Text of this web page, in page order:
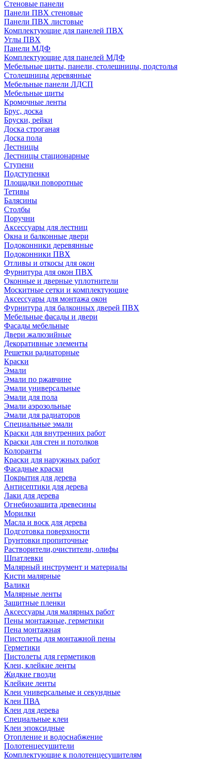
Стеновые панели
Панели ПВХ стеновые
Панели ПВХ листовые
Комплектующие для панелей ПВХ
Углы ПВХ
Панели МДФ
Комплектующие для панелей МДФ
Мебельные щиты, панели, столешницы, подстолья
Столешницы деревянные
Мебельные панели ЛДСП
Мебельные щиты
Кромочные ленты
Брус, доска
Бруски, рейки
Доска строганая
Доска пола
Лестницы
Лестницы стационарные
Ступени
Подступенки
Площадки поворотные
Тетивы
Балясины
Столбы
Поручни
Аксессуары для лестниц
Окна и балконные двери
Подоконники деревянные
Подоконники ПВХ
Отливы и откосы для окон
Фурнитура для окон ПВХ
Оконные и дверные уплотнители
Москитные сетки и комплектующие
Аксессуары для монтажа окон
Фурнитура для балконных дверей ПВХ
Мебельные фасады и двери
Фасады мебельные
Двери жалюзийные
Декоративные элементы
Решетки радиаторные
Краски
Эмали
Эмали по ржавчине
Эмали универсальные
Эмали для пола
Эмали аэрозольные
Эмали для радиаторов
Специальные эмали
Краски для внутренних работ
Краски для стен и потолков
Колоранты
Краски для наружных работ
Фасадные краски
Покрытия для дерева
Антисептики для дерева
Лаки для дерева
Огнебиозащита древесины
Морилки
Масла и воск для дерева
Подготовка поверхности
Грунтовки пропиточные
Растворители,очистители, олифы
Шпатлевки
Малярный инструмент и материалы
Кисти малярные
Валики
Малярные ленты
Защитные пленки
Аксессуары для малярных работ
Пены монтажные, герметики
Пена монтажная
Пистолеты для монтажной пены
Герметики
Пистолеты для герметиков
Клеи, клейкие ленты
Жидкие гвозди
Клейкие ленты
Клеи универсальные и секундные
Клеи ПВА
Клеи для дерева
Специальные клеи
Клеи эпоксидные
Отопление и водоснабжение
Полотенцесушители
Комплектующие к полотенцесушителям